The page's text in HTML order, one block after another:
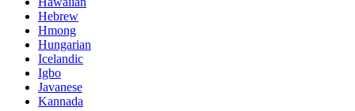
Hebrew
Hmong
Hungarian
Icelandic
Igbo
Javanese
Kannada